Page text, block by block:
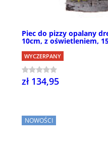
Piec do pizzy opalany
10cm, z oświetleniem,
WYCZERPANY
zł 134,95
NOWOŚCI